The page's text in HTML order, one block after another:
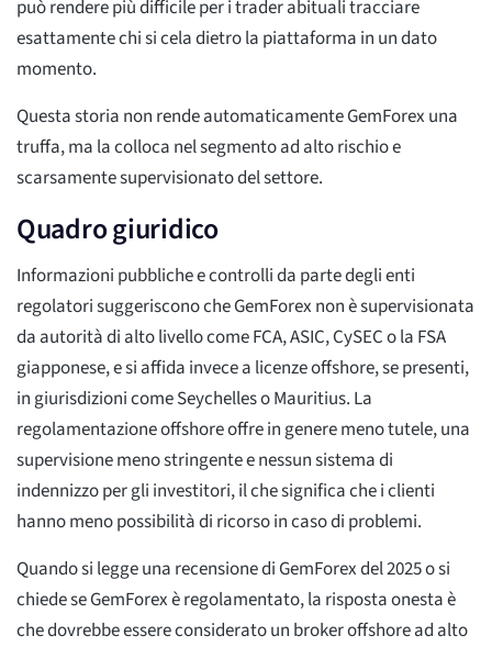
può rendere più difficile per i trader abituali tracciare
esattamente chi si cela dietro la piattaforma in un dato
momento.
Questa storia non rende automaticamente GemForex una
truffa, ma la colloca nel segmento ad alto rischio e
scarsamente supervisionato del settore.
Quadro giuridico
Informazioni pubbliche e controlli da parte degli enti
regolatori suggeriscono che GemForex non è supervisionata
da autorità di alto livello come FCA, ASIC, CySEC o la FSA
giapponese, e si affida invece a licenze offshore, se presenti,
in giurisdizioni come Seychelles o Mauritius. La
regolamentazione offshore offre in genere meno tutele, una
supervisione meno stringente e nessun sistema di
indennizzo per gli investitori, il che significa che i clienti
hanno meno possibilità di ricorso in caso di problemi.
Quando si legge una recensione di GemForex del 2025 o si
chiede se GemForex è regolamentato, la risposta onesta è
che dovrebbe essere considerato un broker offshore ad alto